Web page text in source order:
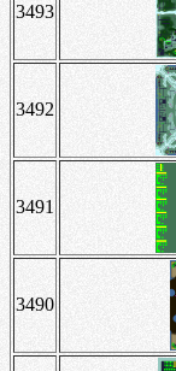
3493
3492
3491
3490